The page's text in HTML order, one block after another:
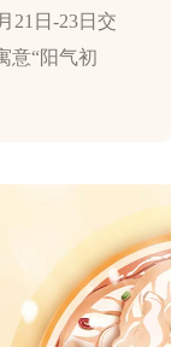
21日-23日交
意“阳气初